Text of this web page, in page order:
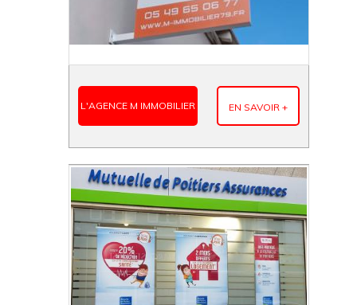
L'AGENCE M IMMOBILIER EN SAVOIR +